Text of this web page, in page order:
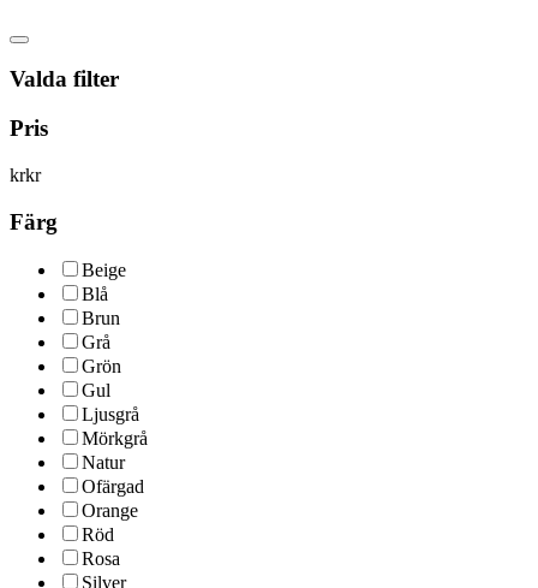
Valda filter
Pris
krkr
Färg
Beige
Blå
Brun
Grå
Grön
Gul
Ljusgrå
Mörkgrå
Natur
Ofärgad
Orange
Röd
Rosa
Silver